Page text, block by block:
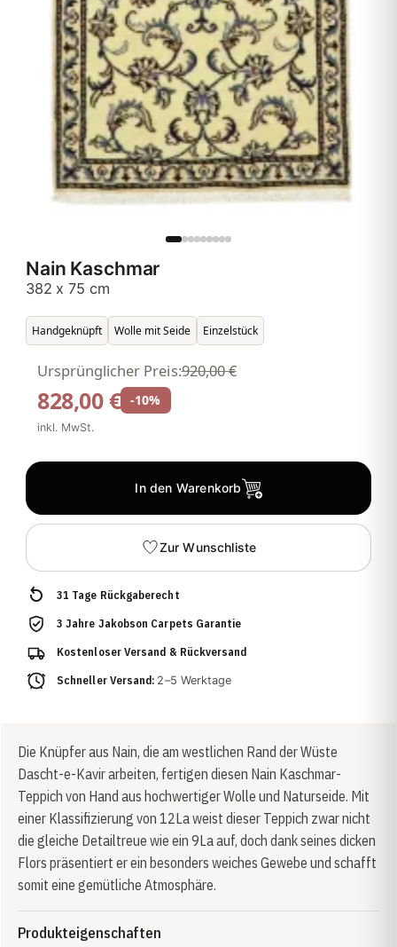
Nain Kaschmar
382 x 75 cm
Handgeknüpft Wolle mit Seide Einzelstück
828,00 €
Ursprünglicher Preis:920,00 €
-10%
inkl. MwSt.
In den Warenkorb
Zur Wunschliste
31 Tage Rückgaberecht
3 Jahre Jakobson Carpets Garantie
Kostenloser Versand & Rückversand
Schneller Versand: 2–5 Werktage
Die Knüpfer aus Nain, die am westlichen Rand der Wüste
Dascht-e-Kavir arbeiten, fertigen diesen Nain Kaschmar-
Teppich von Hand aus hochwertiger Wolle und Naturseide. Mit
einer Klassifizierung von 12La weist dieser Teppich zwar nicht
die gleiche Detailtreue wie ein 9La auf, doch dank seines dicken
Flors präsentiert er ein besonders weiches Gewebe und schafft
somit eine gemütliche Atmosphäre.
Produkteigenschaften